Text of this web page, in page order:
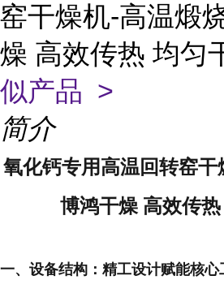
窑干燥机-高温煅
燥 高效传热 均匀
似产品 >
简介
氧化钙专用高温回转窑
博鸿干燥 高效传
一、设备结构：精工设计赋能核心